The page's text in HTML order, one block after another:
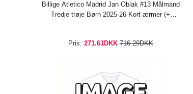
Billige Atletico Madrid Jan Oblak #13 Målmand
Tredje trøje Børn 2025-26 Kort ærmer (+
Pris: 271.61DKK 716.29DKK